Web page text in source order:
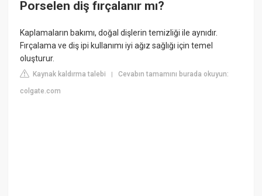
Porselen diş fırçalanır mı?
Kaplamaların bakımı, doğal dişlerin temizliği ile aynıdır.
Fırçalama ve diş ipi kullanımı iyi ağız sağlığı için temel
oluşturur.
Kaynak kaldırma talebi |Cevabın tamamını burada okuyun:
colgate.com